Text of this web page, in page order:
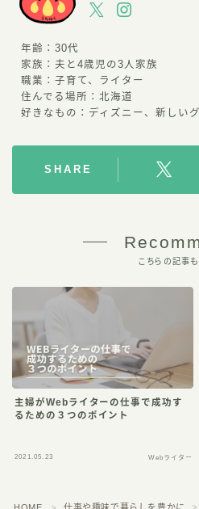
年齢：30代
家族：夫と4歳児の3人家族
職業：子育て、ライター
住んでる場所：北海道
好きなもの：ディズニー、新しい
SHARE
こちらの記事も
主婦がWebライターの仕事で成功す
るための３つのポイント
2021.05.23 Webライター
＞ ＞